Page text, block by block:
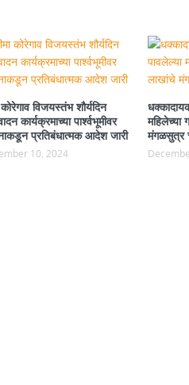
कोरेगाव विजयस्तंभ शौर्यदिन
कार्यक्रमाच्या पार्श्वभूमीवर
प्रतिबंधात्मक आदेश जारी
10, 2024
महिलेच्या
मंगळसुत्र